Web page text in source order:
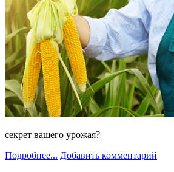
секрет вашего урожая?
Подробнее... Добавить комментарий